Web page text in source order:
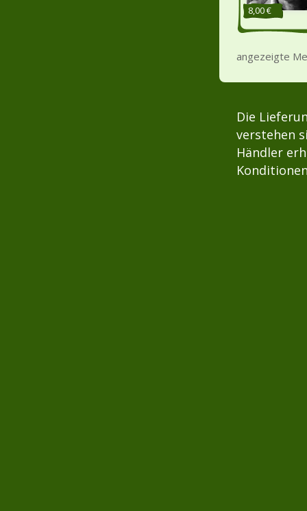
8,00 €
angezeigte
Die
verstehen
Händler